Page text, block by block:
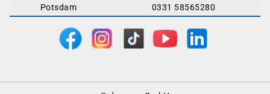
Potsdam
0331 58565280